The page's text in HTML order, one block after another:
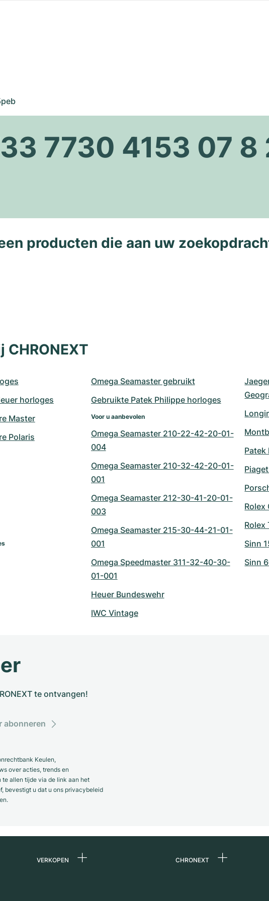
7730 4153 07 8
producten die aan uw
horloges
Master
Polaris
Omega Seamaster gebruikt
Gebruikte Patek Philippe horloges
Voor u aanbevolen
Omega Seamaster 210-22-42-20-01-
004
Omega Seamaster 210-32-42-20-01-
001
Omega Seamaster 212-30-41-20-01-
003
Omega Seamaster 215-30-44-21-01-
001
Omega Speedmaster 311-32-40-30-
01-001
Heuer Bundeswehr
IWC Vintage
Patek
Rolex
Rolex
Sinn
Sinn
te ontvangen!
abonneren
Keulen,
over acties, trends en
allen tijde via de link aan het
bevestigt u dat u ons privacybeleid
VERKOPEN CHRONEXT